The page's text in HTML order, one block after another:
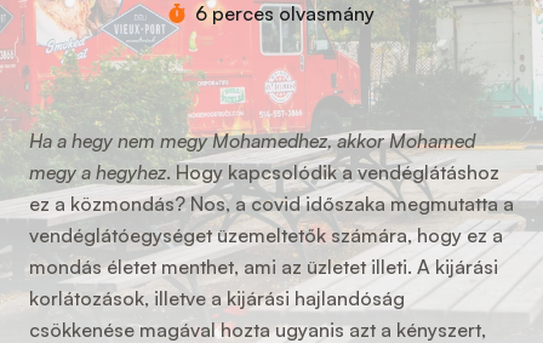
6 perces olvasmány
Ha a hegy nem megy Mohamedhez, akkor Mohamed
megy a hegyhez. Hogy kapcsolódik a vendéglátáshoz
ez a közmondás? Nos, a covid időszaka megmutatta a
vendéglátóegységet üzemeltetők számára, hogy ez a
mondás életet menthet, ami az üzletet illeti. A kijárási
korlátozások, illetve a kijárási hajlandóság
csökkenése magával hozta ugyanis azt a kényszert,